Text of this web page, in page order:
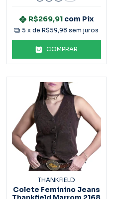
R$269,91 com Pix
5 x deR$59,98 sem juros
COMPRAR
THANKFIELD
Colete Feminino Jeans